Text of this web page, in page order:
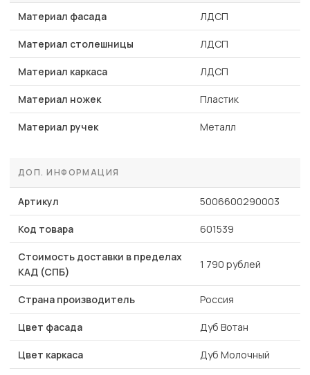
Материал фасада ЛДСП
Материал столешницы ЛДСП
Материал каркаса ЛДСП
Материал ножек Пластик
Материал ручек Металл
ДОП. ИНФОРМАЦИЯ
Артикул 5006600290003
Код товара 601539
Стоимость доставки в пределах
КАД (СПБ)
1 790 рублей
Страна производитель Россия
Цвет фасада Дуб Вотан
Цвет каркаса Дуб Молочный